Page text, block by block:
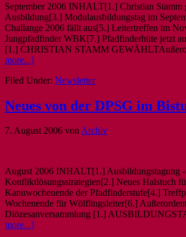
September 2006 INHALT[1.] Christian Stamm
Ausbildung[3.] Modulausbildungstag im
Challange 2006 fällt aus[5.] Leitertreffen im
Jungpfadfinder WBK[7.] Pfadfinderhüte jetzt
[1.] CHRISTIAN STAMM
more...]
Filed Under: Newsletter
Neues von der DPSG im
7. August 2006 vonArchiv
August 2006 INHALT[1.] Ausbildungstagung -
Konfliktlösungsstrategien[2.] Neues Halstuch
Kanuwochenende der Pfadfinderstufe[4.]
Wochenende für Wölflingsleiter[6.]
Diözesanversammlung [1.]
more...]